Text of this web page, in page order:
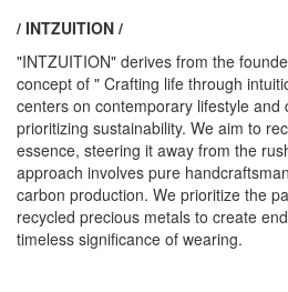
/ INTZUITION /
"INTZUITION" derives from the
concept of " Crafting life through
centers on contemporary lifestyle and
prioritizing sustainability. We aim to
essence, steering it away from the
approach involves pure
carbon production. We prioritize the
recycled precious metals to create
timeless significance of wearing.